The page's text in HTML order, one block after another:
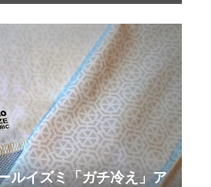
ルイズミ「ガチ冷え」ア